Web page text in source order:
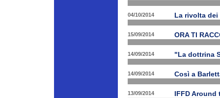
04/10/2014 La rivolta
15/09/2014 ORA TI
14/09/2014 "La dottrina
14/09/2014 Così a
13/09/2014 IFFD